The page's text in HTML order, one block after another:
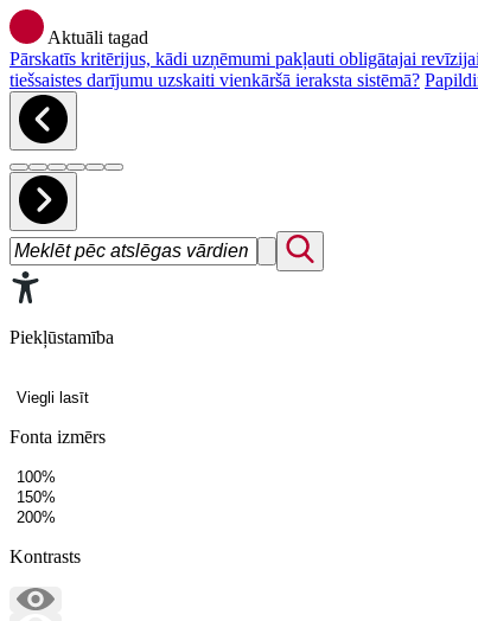
Aktuāli tagad
Pārskatīs kritērijus, kādi uzņēmumi pakļauti obligātajai revīzijai
tiešsaistes darījumu uzskaiti vienkāršā ieraksta sistēmā?
Piekļūstamība
Viegli lasīt
Fonta izmērs
100%
150%
200%
Kontrasts